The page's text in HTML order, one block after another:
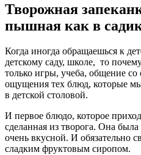
Творожная
пышная как в
Когда иногда обращаешься к
детскому саду, школе, то
только игры, учеба, общение
ощущения тех блюд, которые
в детской столовой.
И первое блюдо, которое
сделанная из творога. Она
очень вкусной. И обязательно
сладким фруктовым сиропом.